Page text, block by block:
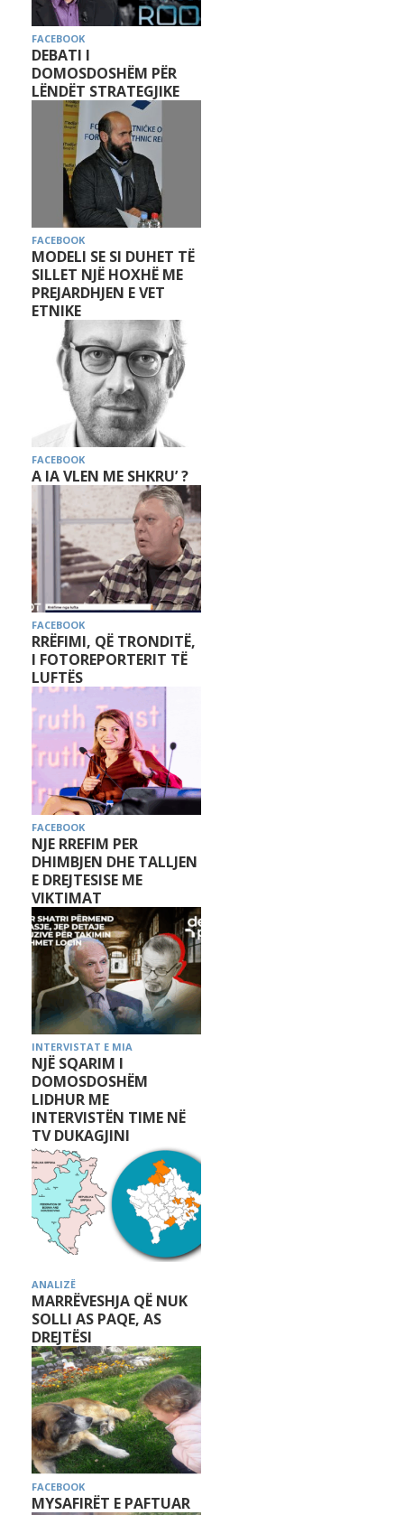
FACEBOOK
DEBATI I
DOMOSDOSHËM PËR
LËNDËT STRATEGJIKE
FACEBOOK
MODELI SE SI DUHET TË
SILLET NJË HOXHË ME
PREJARDHJEN E VET
ETNIKE
FACEBOOK
A IA VLEN ME SHKRU’ ?
FACEBOOK
RRËFIMI, QË TRONDITË,
I FOTOREPORTERIT TË
LUFTËS
FACEBOOK
NJE RREFIM PER
DHIMBJEN DHE TALLJEN
E DREJTESISE ME
VIKTIMAT
INTERVISTAT E MIA
NJË SQARIM I
DOMOSDOSHËM
LIDHUR ME
INTERVISTËN TIME NË
TV DUKAGJINI
ANALIZË
MARRËVESHJA QË NUK
SOLLI AS PAQE, AS
DREJTËSI
FACEBOOK
MYSAFIRËT E PAFTUAR